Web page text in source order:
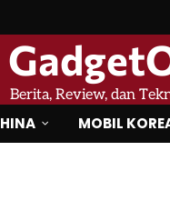
Berita, Review, dan
MOBIL